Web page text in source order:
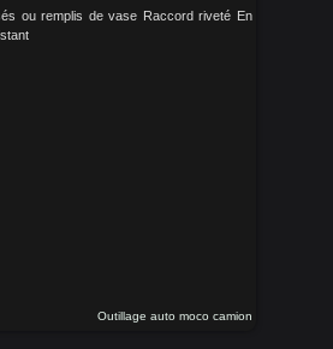
ou remplis de vase Raccord riveté En
Outillage auto moco camion